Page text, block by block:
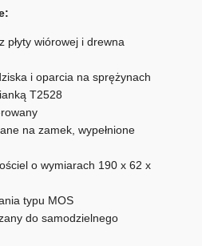
płyty wiórowej i drewna
i oparcia na sprężynach
T2528
na zamek, wypełnione
o wymiarach 190 x 62 x
typu MOS
do samodzielnego